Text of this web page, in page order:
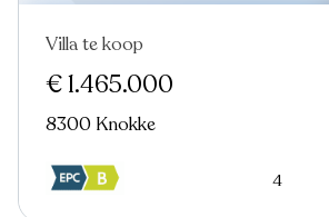
Nieuw
Villa te koop
€ 1.465.000
8300 Knokke
4